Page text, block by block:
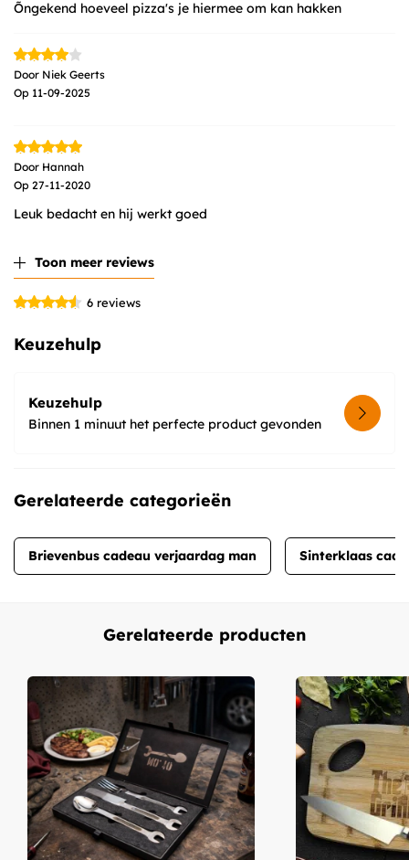
Õngekend hoeveel pizza's je hiermee om kan hakken
Door Niek Geerts
Op 11-09-2025
Door Hannah
Op 27-11-2020
Leuk bedacht en hij werkt goed
Toon meer reviews
6 reviews
Keuzehulp
Keuzehulp
Binnen 1 minuut het perfecte product gevonden
Gerelateerde categorieën
Brievenbus cadeau verjaardag man Sinterklaas
Gerelateerde producten